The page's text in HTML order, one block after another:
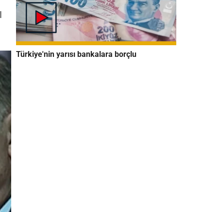
Türkiye'nin yarısı bankalara borçlu